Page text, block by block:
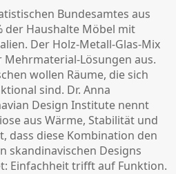
Bundesamtes aus
der Haushalte Möbel mit
Der Holz-Metall-Glas-Mix
Mehrmaterial-Lösungen aus.
wollen Räume, die sich
sind. Dr. Anna
Design Institute nennt
aus Wärme, Stabilität und
dass diese Kombination den
skandinavischen Designs
Einfachheit trifft auf Funktion.